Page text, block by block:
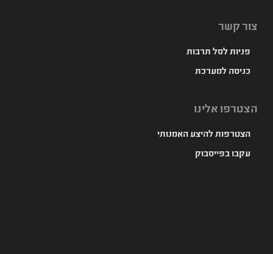
צור קשר
פניות לסל תרבות
כניסה למערכת
הצטרפו אלינו
הצטרפות להיצע האמנותי
עקבו בפייסבוק